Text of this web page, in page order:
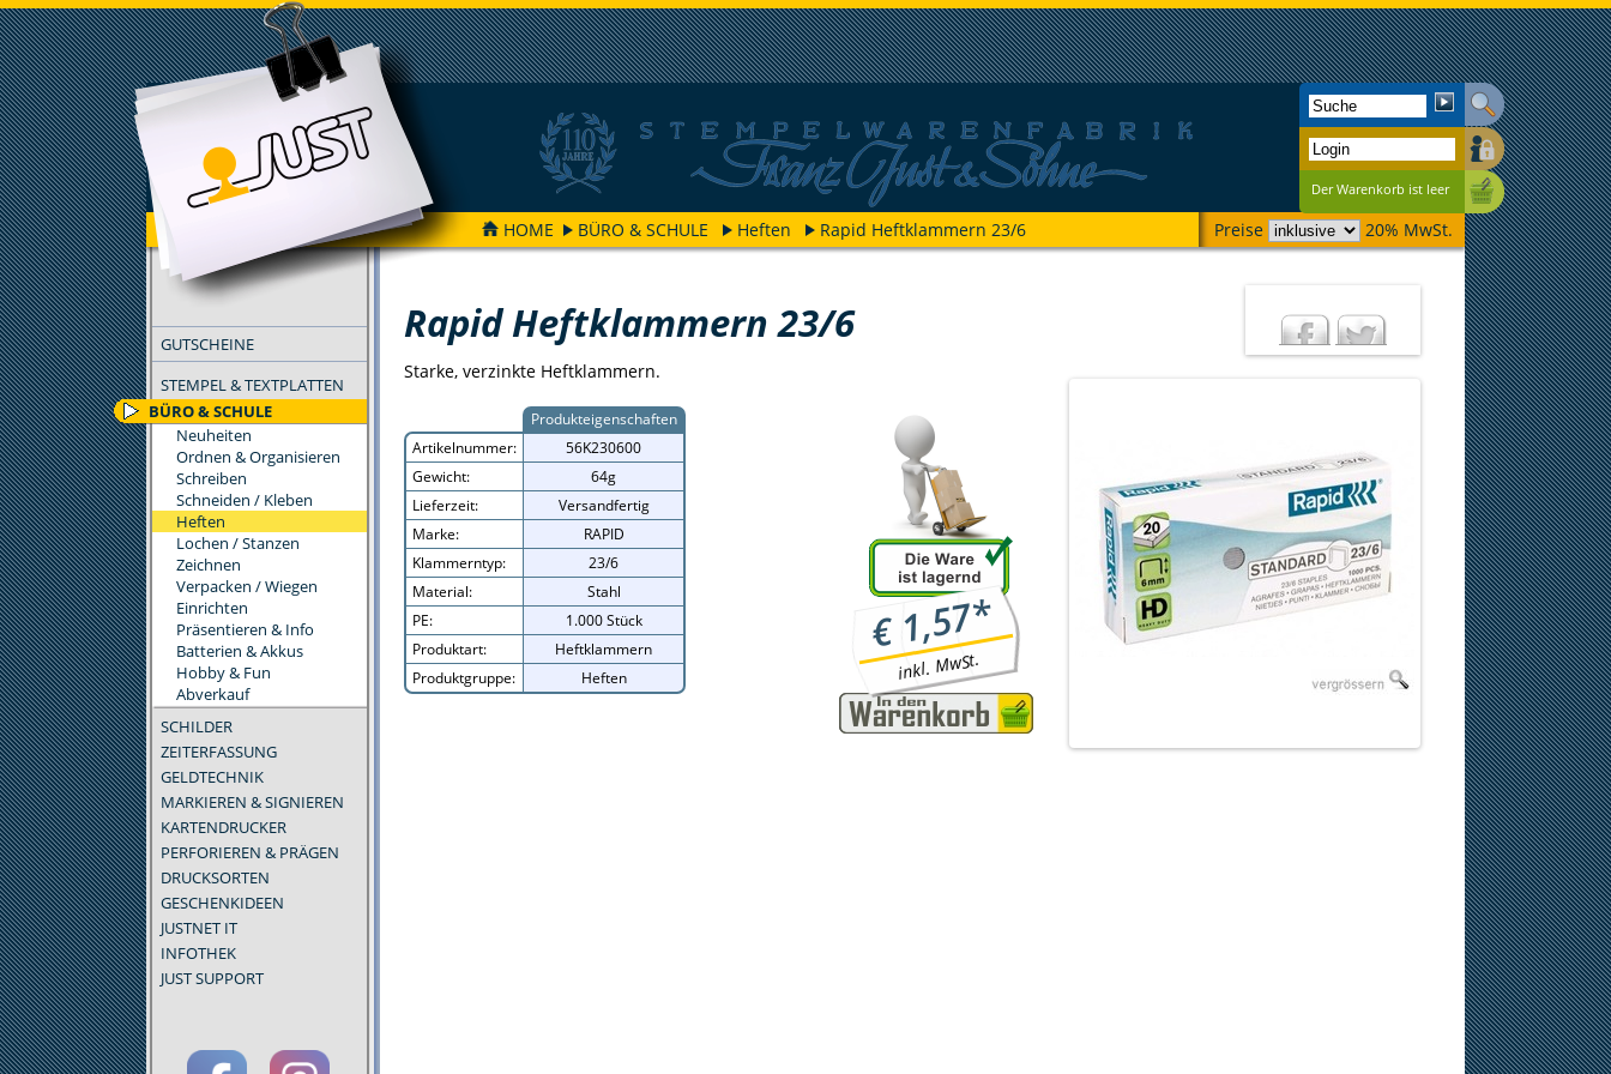
Der Warenkorb ist leer
Preise 20% MwSt.
HOME BÜRO & SCHULE Heften Rapid Heftklammern 23/6
GUTSCHEINE
STEMPEL & TEXTPLATTEN
BÜRO & SCHULE
Neuheiten
Ordnen & Organisieren
Schreiben
Schneiden / Kleben
Heften
Lochen / Stanzen
Zeichnen
Verpacken / Wiegen
Einrichten
Präsentieren & Info
Batterien & Akkus
Hobby & Fun
Abverkauf
SCHILDER
ZEITERFASSUNG
GELDTECHNIK
MARKIEREN & SIGNIEREN
KARTENDRUCKER
PERFORIEREN & PRÄGEN
DRUCKSORTEN
GESCHENKIDEEN
JUSTNET IT
INFOTHEK
JUST SUPPORT
FILTER
Rapid Heftklammern 23/6
Starke, verzinkte Heftklammern.
€1,57*
inkl. MwSt.
Produkteigenschaften
Artikelnummer:
56K230600
Gewicht:
64g
Lieferzeit:
Versandfertig
Marke:
RAPID
Klammerntyp:
23/6
Material:
Stahl
PE:
1.000 Stück
Produktart:
Heftklammern
Produktgruppe:
Heften